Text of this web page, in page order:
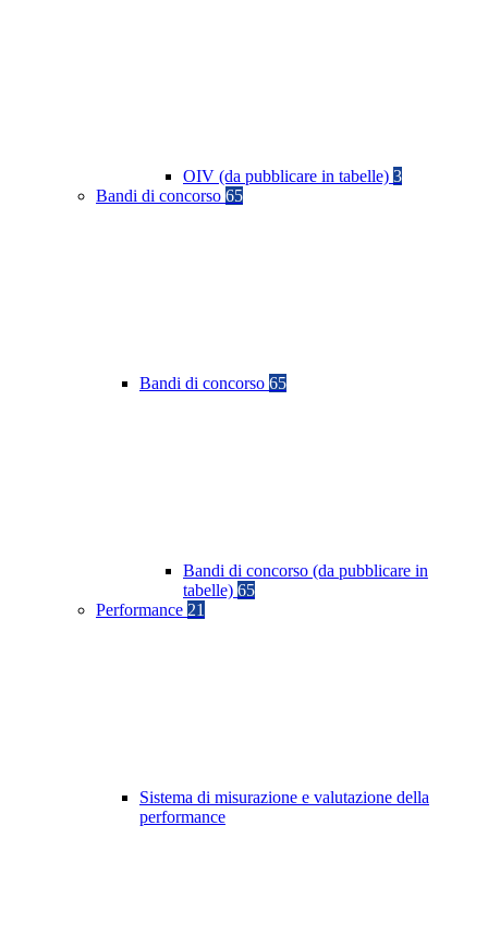
OIV (da pubblicare in tabelle) 3
Bandi di concorso 65
Bandi di concorso 65
Bandi di concorso (da pubblicare in
tabelle) 65
Performance 21
Sistema di misurazione e valutazione della
performance